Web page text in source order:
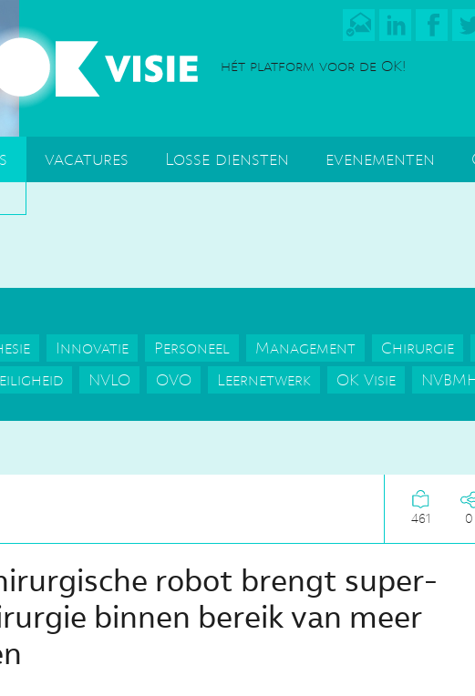
hét platform voor de OK!
vacatures Losse diensten evenementen
Innovatie Personeel Management Chirurgie
NVLO OVO Leernetwerk OK Visie
461 0
robot brengt super-
binnen bereik van meer